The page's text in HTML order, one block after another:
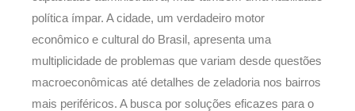
política ímpar. A cidade, um verdadeiro motor
econômico e cultural do Brasil, apresenta uma
multiplicidade de problemas que variam desde questões
macroeconômicas até detalhes de zeladoria nos bairros
mais periféricos. A busca por soluções eficazes para o